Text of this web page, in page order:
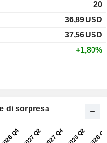
20
36,89USD
37,56USD
+1,80%
di sorpresa